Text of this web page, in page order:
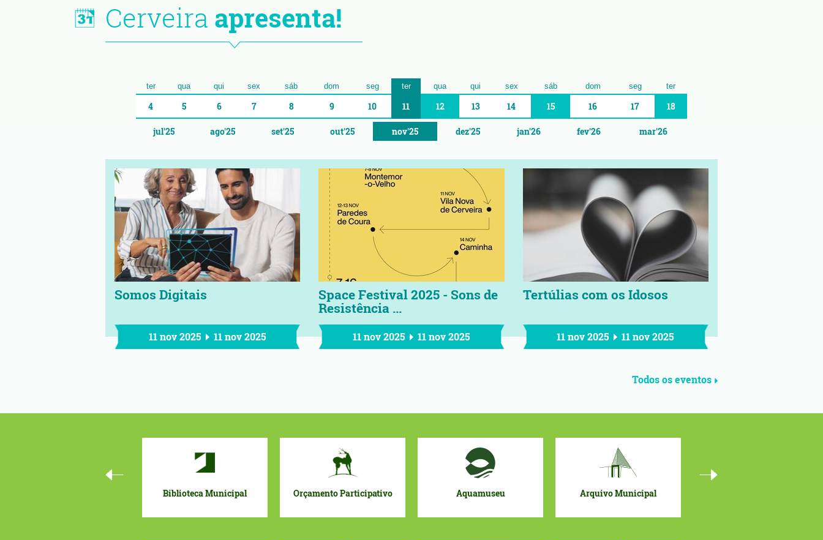
Cerveira apresenta!
ter qua qui sex sáb dom seg ter qua qui sex sáb dom seg ter
4 5 6 7 8 9 10 11 12 13 14 15 16 17 18
jul'25 ago'25 set'25 out'25 nov'25 dez'25 jan'26 fev'26 mar'26
Somos Digitais
11 nov 2025 11 nov 2025
Space Festival 2025 - Sons de
Resistência ...
11 nov 2025 11 nov 2025
Tertúlias com os Idosos
11 nov 2025 11 nov 2025
Todos os eventos
Biblioteca Municipal Orçamento Participativo Aquamuseu Arquivo Municipal